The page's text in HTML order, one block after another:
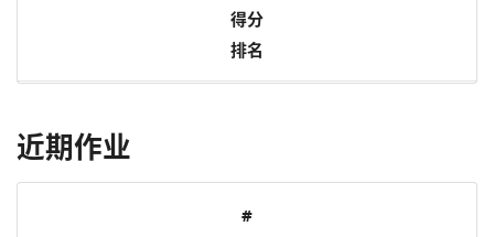
得分
排名
近期作业
#